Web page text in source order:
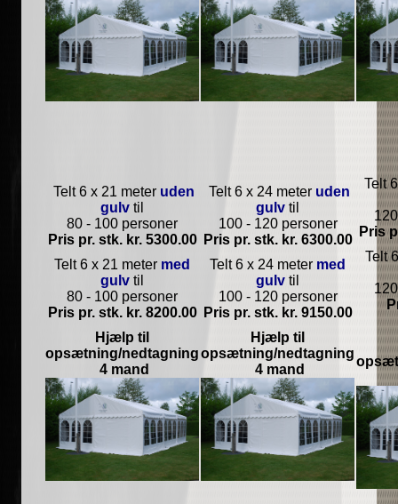
Telt 6 x 21 meter uden
gulv til
80 - 100 personer
Pris pr. stk. kr. 5300.00
Telt 6 x 21 meter med
gulv til
80 - 100 personer
Pris pr. stk. kr. 8200.00
Hjælp til
opsætning/nedtagning
4 mand
Telt 6 x 24 meter uden
gulv til
100 - 120 personer
Pris pr. stk. kr. 6300.00
Telt 6 x 24 meter med
gulv til
100 - 120 personer
Pris pr. stk. kr. 9150.00
Hjælp til
opsætning/nedtagning
4 mand
Telt
Pris
Telt